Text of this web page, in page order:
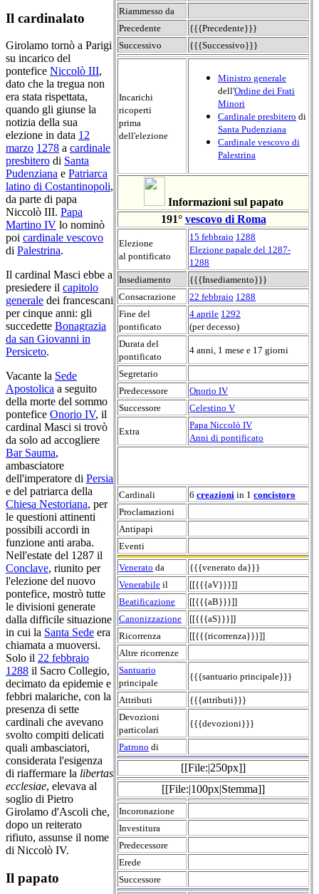
Riammesso da
Precedente
{{{Precedente}}}
Successivo
{{{Successivo}}}
Incarichi
ricoperti
prima
dell'elezione
Ministro generale
dell'Ordine dei Frati
Minori
Cardinale presbitero di
Santa Pudenziana
Cardinale vescovo di
Palestrina
Informazioni sul papato
191° vescovo di Roma
Elezione
al pontificato
15 febbraio 1288
Elezione papale del 1287-
1288
Insediamento
{{{Insediamento}}}
Consacrazione
22 febbraio 1288
Fine del
pontificato
4 aprile 1292
(per decesso)
Durata del
pontificato
4 anni, 1 mese e 17 giorni
Segretario
Predecessore
Onorio IV
Successore
Celestino V
Extra
Papa Niccolò IV
Anni di pontificato
Cardinali 6 creazioni in 1 concistoro
Proclamazioni
Antipapi
Eventi
Venerato da
{{{venerato da}}}
Venerabile il
[[{{{aV}}}]]
Beatificazione
[[{{{aB}}}]]
Canonizzazione
[[{{{aS}}}]]
Ricorrenza
[[{{{ricorrenza}}}]]
Altre ricorrenze
Santuario
principale
{{{santuario principale}}}
Attributi
{{{attributi}}}
Devozioni
particolari
{{{devozioni}}}
Patrono di
[[File:|250px]]
[[File:|100px|Stemma]]
Incoronazione
Investitura
Predecessore
Erede
Successore
Il cardinalato
Girolamo tornò a Parigi
su incarico del
pontefice Niccolò III,
dato che la tregua non
era stata rispettata,
quando gli giunse la
notizia della sua
elezione in data 12
marzo 1278 a cardinale
presbitero di Santa
Pudenziana e Patriarca
latino di Costantinopoli,
da parte di papa
Niccolò III. Papa
Martino IV lo nominò
poi cardinale vescovo
di Palestrina.
Il cardinal Masci ebbe a
presiedere il capitolo
generale dei francescani
per cinque anni: gli
succedette Bonagrazia
da san Giovanni in
Persiceto.
Vacante la Sede
Apostolica a seguito
della morte del sommo
pontefice Onorio IV, il
cardinal Masci si trovò
da solo ad accogliere
Bar Sauma,
ambasciatore
dell'imperatore di Persia
e del patriarca della
Chiesa Nestoriana, per
le questioni attinenti
possibili accordi in
funzione anti araba.
Nell'estate del 1287 il
Conclave, riunito per
l'elezione del nuovo
pontefice, mostrò tutte
le divisioni generate
dalla difficile situazione
in cui la Santa Sede era
chiamata a muoversi.
Solo il 22 febbraio
1288 il Sacro Collegio,
decimato da epidemie e
febbri malariche, con la
presenza di sette
cardinali che avevano
svolto compiti delicati
quali ambasciatori,
considerata l'esigenza
di riaffermare la libertas
ecclesiae, elevava al
soglio di Pietro
Girolamo d'Ascoli che,
dopo un reiterato
rifiuto, assunse il nome
di Niccolò IV.
Il papato